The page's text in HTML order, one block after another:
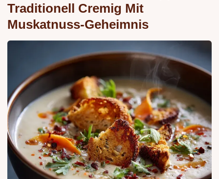
Traditionell Cremig Mit
Muskatnuss-Geheimnis